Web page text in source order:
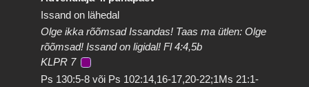
Issand on lähedal
Olge ikka rõõmsad Issandas! Taas ma ütlen: Olge
rõõmsad! Issand on ligidal! Fl 4:4,5b
KLPR 7
Ps 130:5-8 või Ps 102:14,16-17,20-22;1Ms 21:1-